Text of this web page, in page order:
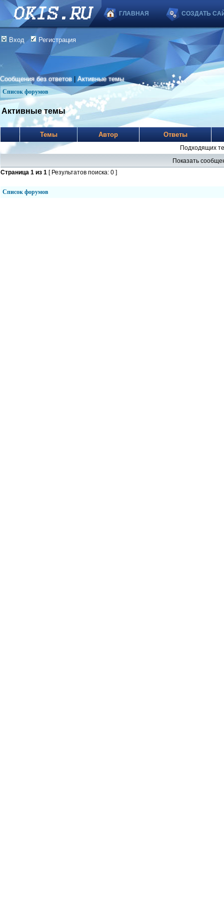
ГЛАВНАЯ СОЗДАТЬ
Вход Регистрация
Сообщения без ответов |Активные темы
Список форумов
Активные темы
Темы Автор Ответы
Подходящих
Показать
Страница 1 из 1 [ Результатов поиска: 0 ]
Список форумов